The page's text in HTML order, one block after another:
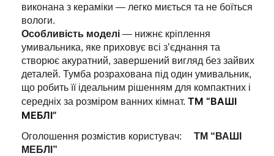
виконана з кераміки — легко миється та не боїться
вологи.
Особливість моделі — нижнє кріплення
умивальника, яке приховує всі з’єднання та
створює акуратний, завершений вигляд без зайвих
деталей. Тумба розрахована під один умивальник,
що робить її ідеальним рішенням для компактних і
середніх за розміром ванних кімнат. ТМ “ВАШІ
МЕБЛІ”
Оголошення розмістив користувач:
ТМ “ВАШІ
МЕБЛІ”